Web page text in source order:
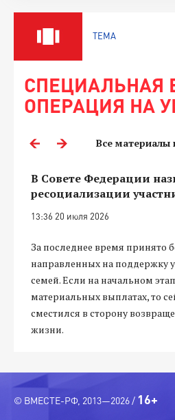
ТЕМА
СПЕЦИАЛЬНАЯ
ОПЕРАЦИЯ НА
Все материалы
В Совете Федерации
ресоциализации
13:36 20 июля 2026
За последнее время принято
направленных на поддержку
семей. Если на начальном
материальных выплатах, то
сместился в сторону
жизни.
© ВМЕСТЕ-РФ, 2013—2026 / 16+